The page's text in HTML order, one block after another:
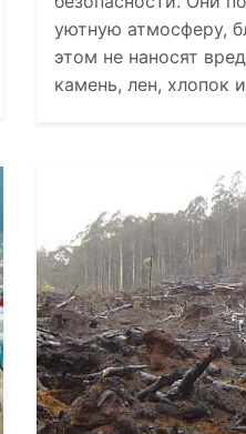
уютную атмосферу,
этом не наносят
камень, лен, хлопок